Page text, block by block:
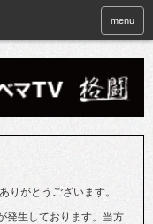
menu
りがとうございます。
発生しております。当方